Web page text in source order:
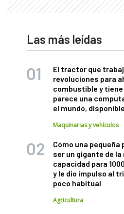
Las más leídas
El tractor que
revoluciones para
combustible y tiene
parece una
el mundo,
Maquinarias y vehículos
Cómo una pequeña
ser un gigante de
capacidad para
y le dio impulso al
poco habitual
Agricultura